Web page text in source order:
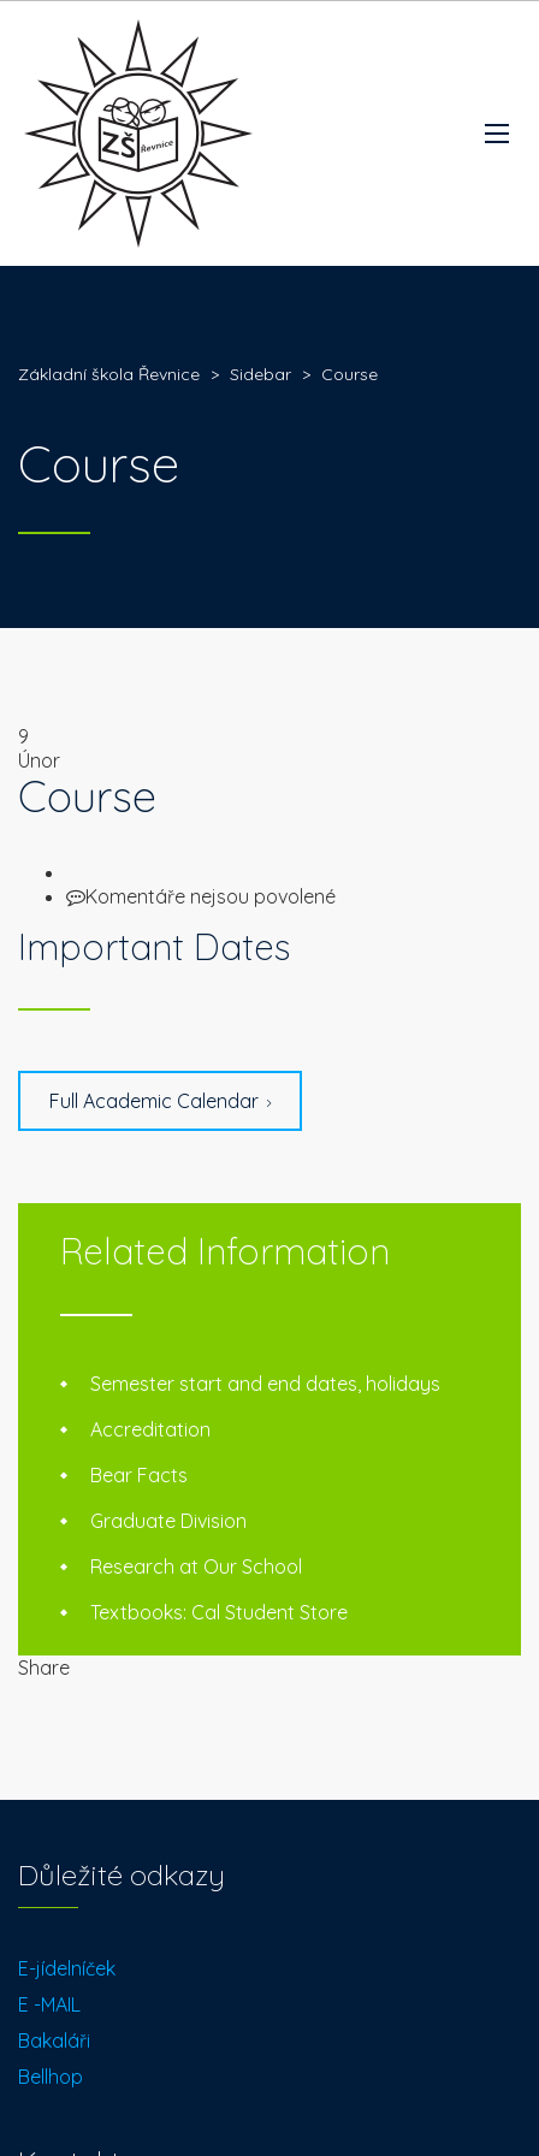
Základní škola Řevnice > Sidebar > Course
Course
9
Únor
Course
Komentáře nejsou povolenéu
Important Dates
Full Academic Calendar
Related Information
Semester start and end dates, holidays
Accreditation
Bear Facts
Graduate Division
Research at Our School
Textbooks: Cal Student Store
Share
Důležité odkazy
E-jídelníček
E -MAIL
Bakaláři
Bellhop